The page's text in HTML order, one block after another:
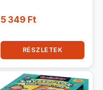
5 349 Ft
RÉSZLETEK